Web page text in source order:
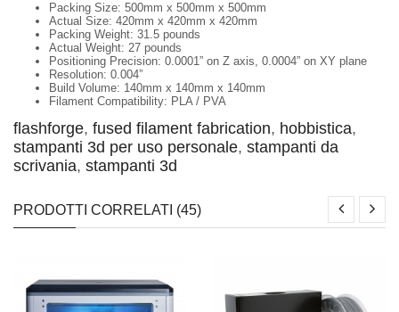
Packing Size: 500mm x 500mm x 500mm
Actual Size: 420mm x 420mm x 420mm
Packing Weight: 31.5 pounds
Actual Weight: 27 pounds
Positioning Precision: 0.0001” on Z axis, 0.0004” on XY plane
Resolution: 0.004”
Build Volume: 140mm x 140mm x 140mm
Filament Compatibility: PLA / PVA
flashforge, fused filament fabrication, hobbistica,
stampanti 3d per uso personale, stampanti da
scrivania, stampanti 3d
PRODOTTI CORRELATI (45)